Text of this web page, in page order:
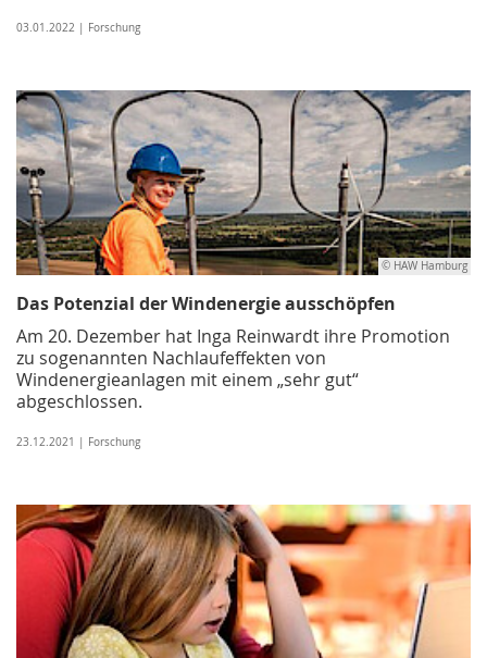
03.01.2022 | Forschung
© HAW Hamburg
Das Potenzial der Windenergie ausschöpfen
Am 20. Dezember hat Inga Reinwardt ihre Promotion
zu sogenannten Nachlaufeffekten von
Windenergieanlagen mit einem „sehr gut“
abgeschlossen.
23.12.2021 | Forschung